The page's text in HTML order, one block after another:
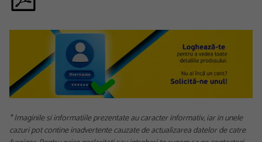
* Imaginile si informatiile prezentate au caracter informativ, iar in unele
cazuri pot contine inadvertente cauzate de actualizarea datelor de catre